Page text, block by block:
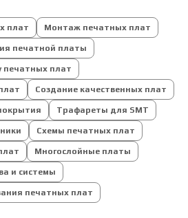
плат Монтаж печатных плат
печатной платы
печатных плат
Создание качественных плат
Трафареты для SMT
Схемы печатных плат
Многослойные платы
и системы
печатных плат